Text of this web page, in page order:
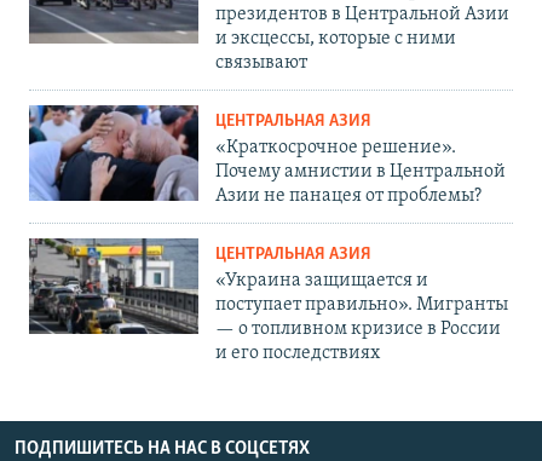
президентов в Центральной Азии
и эксцессы, которые с ними
связывают
ЦЕНТРАЛЬНАЯ АЗИЯ
«Краткосрочное решение».
Почему амнистии в Центральной
Азии не панацея от проблемы?
ЦЕНТРАЛЬНАЯ АЗИЯ
«Украина защищается и
поступает правильно». Мигранты
— о топливном кризисе в России
и его последствиях
ПОДПИШИТЕСЬ НА НАС В СОЦСЕТЯХ